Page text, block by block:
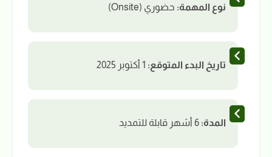
نوع المهمة: حضوري (Onsite)
تاريخ البدء المتوقع:
المدة: